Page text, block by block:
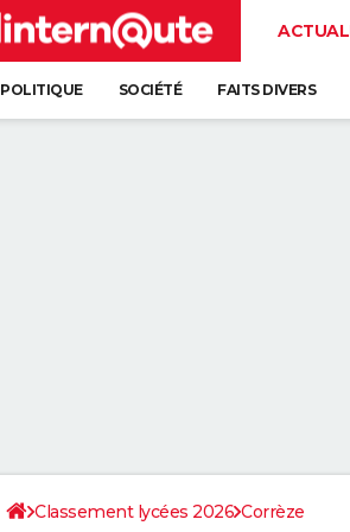
POLITIQUE SOCIÉTÉ FAITS DIVERS
Classement lycées 2026 Corrèze